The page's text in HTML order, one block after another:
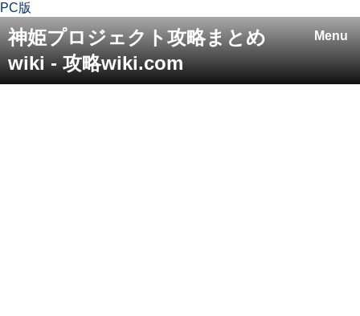
PC版
Menu
神姫プロジェクト攻略まとめ
wiki - 攻略wiki.com